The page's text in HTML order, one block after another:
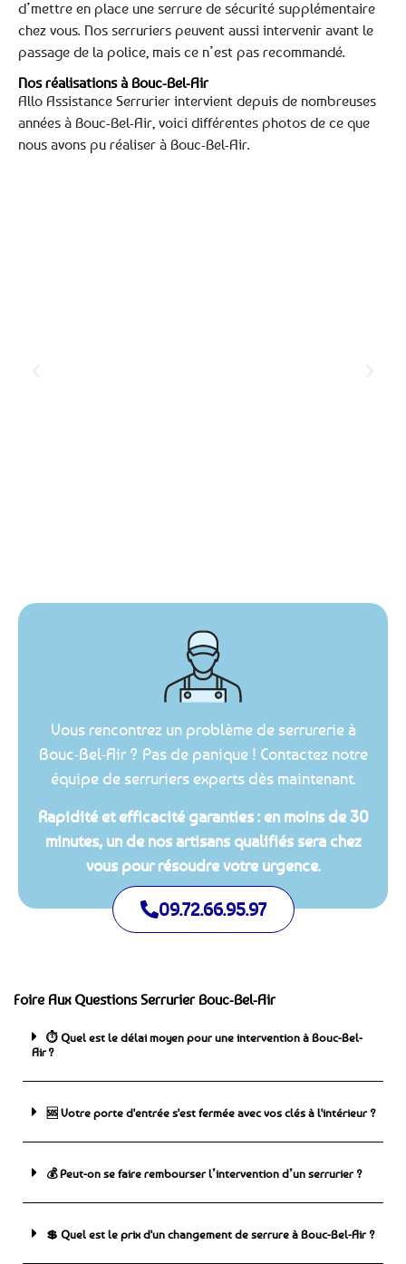
d’mettre en place une serrure de sécurité supplémentaire
chez vous. Nos serruriers peuvent aussi intervenir avant le
passage de la police, mais ce n’est pas recommandé.
Nos réalisations à Bouc-Bel-Air
Allo Assistance Serrurier intervient depuis de nombreuses
années à Bouc-Bel-Air, voici différentes photos de ce que
nous avons pu réaliser à Bouc-Bel-Air.
Vous rencontrez un problème de serrurerie à
Bouc-Bel-Air ? Pas de panique ! Contactez notre
équipe de serruriers experts dès maintenant.
Rapidité et efficacité garanties : en moins de 30
minutes, un de nos artisans qualifiés sera chez
vous pour résoudre votre urgence.
09.72.66.95.97
Foire Aux Questions Serrurier Bouc-Bel-Air
⏱️ Quel est le délai moyen pour une intervention à Bouc-Bel-
Air ?
🆘 ️Votre porte d'entrée s'est fermée avec vos clés à l'intérieur ?
💰 Peut-on se faire rembourser l’intervention d’un serrurier ?
💲 Quel est le prix d'un changement de serrure à Bouc-Bel-Air ?